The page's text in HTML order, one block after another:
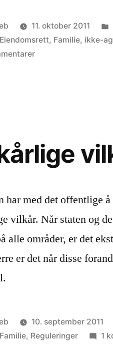
11. oktober 2011
Eiendomsrett, Familie, ikke-
til
barn?
har med det offentlige
vilkår. Når staten og
alle områder, er det
er det når disse
10. september 2011
Familie, Reguleringer 1